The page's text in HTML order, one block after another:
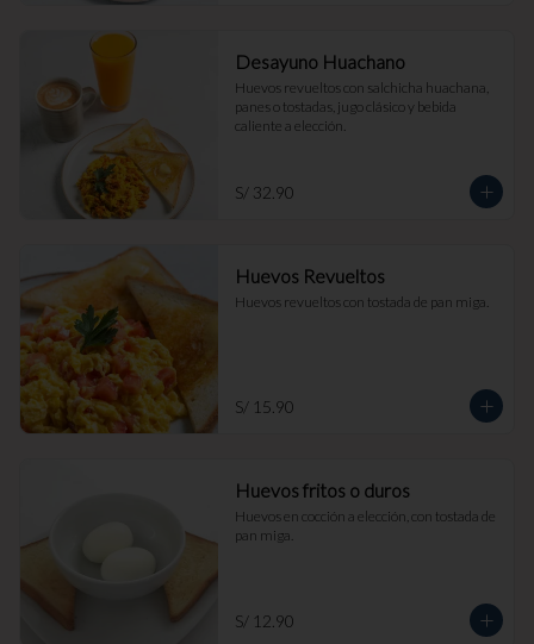
Desayuno Huachano
Huevos revueltos con salchicha huachana,
panes o tostadas, jugo clásico y bebida
caliente a elección.
S/ 32.90
Huevos Revueltos
Huevos revueltos con tostada de pan miga.
S/ 15.90
Huevos fritos o duros
Huevos en cocción a elección, con tostada de
pan miga.
S/ 12.90